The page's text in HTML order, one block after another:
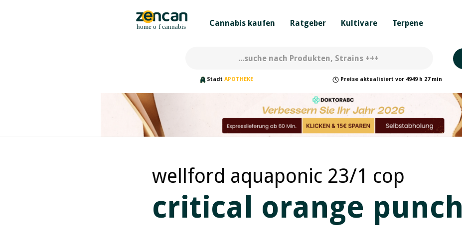
Cannabis kaufen Ratgeber Kultivare Terpene
Stadt APOTHEKE Preise aktualisiert vor 4949 h 27 min
wellford aquaponic 23/1 cop
critical orange punch